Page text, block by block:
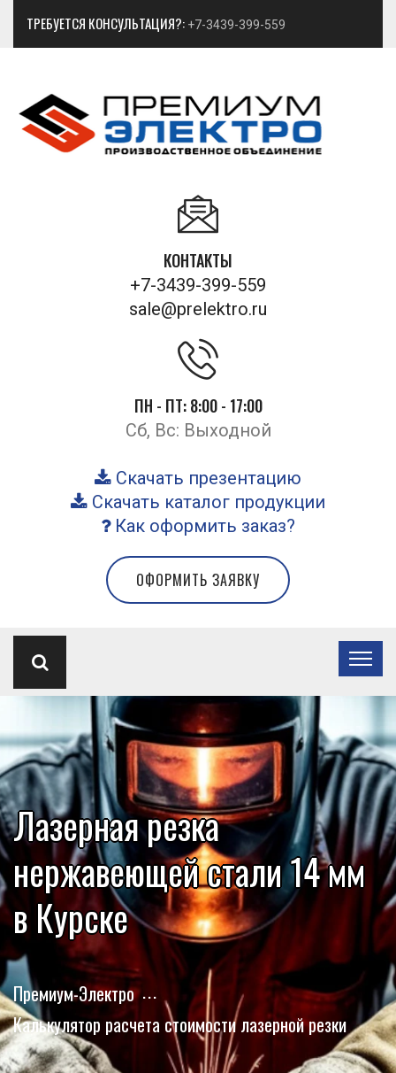
ТРЕБУЕТСЯ КОНСУЛЬТАЦИЯ?: +7-3439-399-559
КОНТАКТЫ
+7-3439-399-559
sale@prelektro.ru
ПН - ПТ: 8:00 - 17:00
Сб, Вс: Выходной
Скачать презентацию
Скачать каталог продукции
Как оформить заказ?
ОФОРМИТЬ ЗАЯВКУ
Лазерная резка
нержавеющей стали 14 мм
в Курске
Премиум-Электро
Калькулятор расчета стоимости лазерной резки